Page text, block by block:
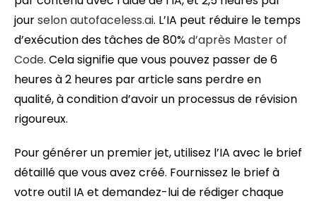
jourselon autofaceless.ai. L’IA peut réduire le temps
d’exécution des tâches de 80%d’après Master of
Code. Cela signifie que vous pouvez passer de 6
heures à 2 heures par article sans perdre en
qualité, à condition d’avoir un processus de révision
rigoureux.
Pour générer un premier jet, utilisez l’IA avec le brief
détaillé que vous avez créé. Fournissez le brief à
votre outil IA et demandez-lui de rédiger chaque